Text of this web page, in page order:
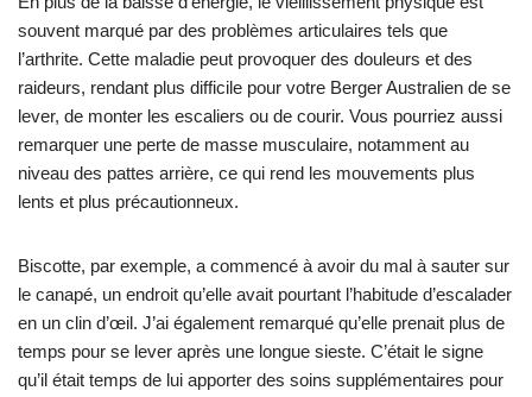
souvent marqué par des problèmes articulaires tels que
l’arthrite. Cette maladie peut provoquer des douleurs et des
raideurs, rendant plus difficile pour votre Berger Australien de se
lever, de monter les escaliers ou de courir. Vous pourriez aussi
remarquer une perte de masse musculaire, notamment au
niveau des pattes arrière, ce qui rend les mouvements plus
lents et plus précautionneux.
Biscotte, par exemple, a commencé à avoir du mal à sauter sur
le canapé, un endroit qu’elle avait pourtant l’habitude d’escalader
en un clin d’œil. J’ai également remarqué qu’elle prenait plus de
temps pour se lever après une longue sieste. C’était le signe
qu’il était temps de lui apporter des soins supplémentaires pour